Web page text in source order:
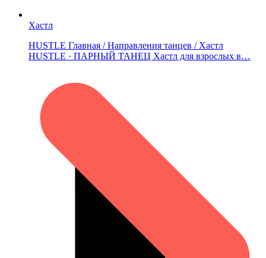
Хастл
HUSTLE Главная / Направления танцев / Хастл
HUSTLE · ПАРНЫЙ ТАНЕЦ Хастл для взрослых в…